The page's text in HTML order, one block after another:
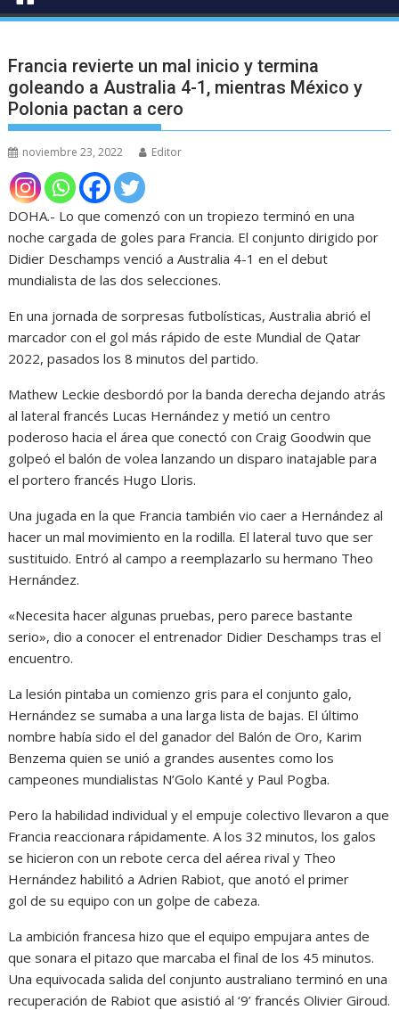
Francia revierte un mal inicio y termina
goleando a Australia 4-1, mientras México y
Polonia pactan a cero
noviembre 23, 2022 Editor
DOHA.- Lo que comenzó con un tropiezo terminó en una
noche cargada de goles para Francia. El conjunto dirigido por
Didier Deschamps venció a Australia 4-1 en el debut
mundialista de las dos selecciones.
En una jornada de sorpresas futbolísticas, Australia abrió el
marcador con el gol más rápido de este Mundial de Qatar
2022, pasados los 8 minutos del partido.
Mathew Leckie desbordó por la banda derecha dejando atrás
al lateral francés Lucas Hernández y metió un centro
poderoso hacia el área que conectó con Craig Goodwin que
golpeó el balón de volea lanzando un disparo inatajable para
el portero francés Hugo Lloris.
Una jugada en la que Francia también vio caer a Hernández al
hacer un mal movimiento en la rodilla. El lateral tuvo que ser
sustituido. Entró al campo a reemplazarlo su hermano Theo
Hernández.
«Necesita hacer algunas pruebas, pero parece bastante
serio», dio a conocer el entrenador Didier Deschamps tras el
encuentro.
La lesión pintaba un comienzo gris para el conjunto galo,
Hernández se sumaba a una larga lista de bajas. El último
nombre había sido el del ganador del Balón de Oro, Karim
Benzema quien se unió a grandes ausentes como los
campeones mundialistas N’Golo Kanté y Paul Pogba.
Pero la habilidad individual y el empuje colectivo llevaron a que
Francia reaccionara rápidamente. A los 32 minutos, los galos
se hicieron con un rebote cerca del aérea rival y Theo
Hernández habilitó a Adrien Rabiot, que anotó el primer
gol de su equipo con un golpe de cabeza.
La ambición francesa hizo que el equipo empujara antes de
que sonara el pitazo que marcaba el final de los 45 minutos.
Una equivocada salida del conjunto australiano terminó en una
recuperación de Rabiot que asistió al ‘9’ francés Olivier Giroud.